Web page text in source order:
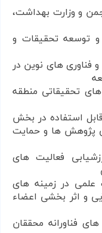
و وزارت بهداشت،
و توسعه تحقیقات و
فناوری های نوین در
تحقیقاتی منطقه
استفاده در بخش
پژوهش ها و حمایت
فعالیت های
علمی در زمینه های
و اثر بخشی اعضاء
فناورانه محققان